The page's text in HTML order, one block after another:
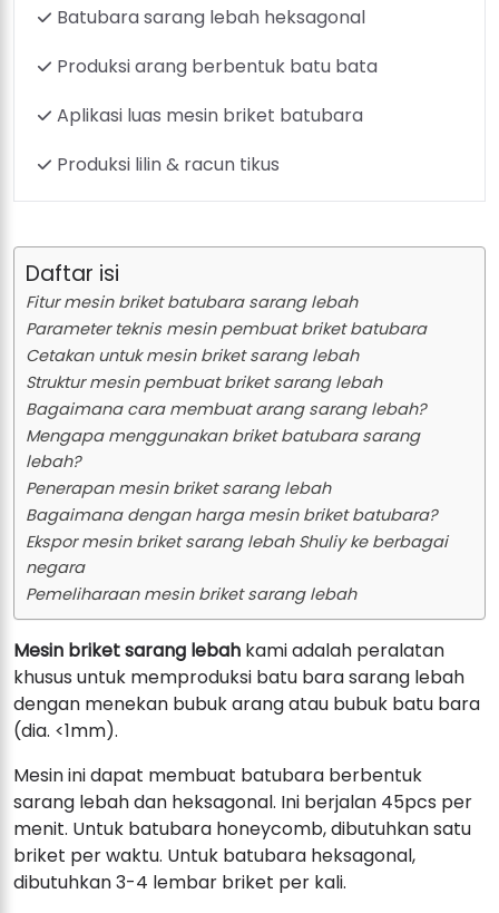
Batubara sarang lebah heksagonal
Produksi arang berbentuk batu bata
Aplikasi luas mesin briket batubara
Produksi lilin & racun tikus
Daftar isi
Fitur mesin briket batubara sarang lebah
Parameter teknis mesin pembuat briket batubara
Cetakan untuk mesin briket sarang lebah
Struktur mesin pembuat briket sarang lebah
Bagaimana cara membuat arang sarang lebah?
Mengapa menggunakan briket batubara sarang
lebah?
Penerapan mesin briket sarang lebah
Bagaimana dengan harga mesin briket batubara?
Ekspor mesin briket sarang lebah Shuliy ke berbagai
negara
Pemeliharaan mesin briket sarang lebah
Mesin briket sarang lebah kami adalah peralatan
khusus untuk memproduksi batu bara sarang lebah
dengan menekan bubuk arang atau bubuk batu bara
(dia. <1mm).
Mesin ini dapat membuat batubara berbentuk
sarang lebah dan heksagonal. Ini berjalan 45pcs per
menit. Untuk batubara honeycomb, dibutuhkan satu
briket per waktu. Untuk batubara heksagonal,
dibutuhkan 3-4 lembar briket per kali.